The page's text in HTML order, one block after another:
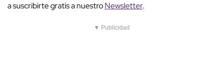
a suscribirte gratis a nuestroNewsletter.
▼ Publicidad